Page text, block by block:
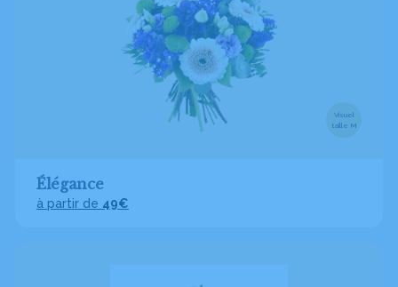
Visuel
taille M
Élégance
à partir de 49€